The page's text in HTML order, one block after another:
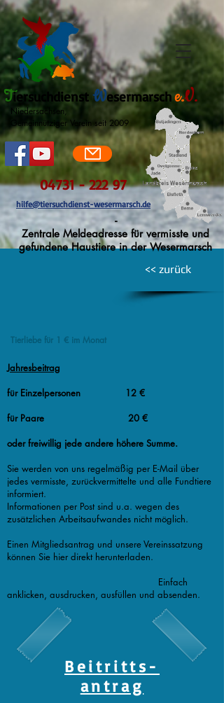
Niedersachsen,
Gemeinnütziger Verein seit 2009
04731 - 222 97
hilfe@tiersuchdienst-wesermarsch.de
-
Zentrale Meldeadresse für vermisste und
gefundene Haustiere in der Wesermarsch
Tiersuchdienst Wesermarsch e.V.
<< zurück
Tierliebe für 1 € im Monat
Jahresbeitrag
für Einzelpersonen 12 €
für Paare 20 €
oder freiwillig jede andere höhere Summe.
Sie werden von uns regelmäßig per E-Mail über
jedes vermisste, zurückvermittelte und alle Fundtiere
informiert.
Informationen per Post sind u.a. wegen des
zusätzlichen Arbeitsaufwandes nicht möglich.
Einen Mitgliedsantrag und unsere Vereinssatzung
können Sie hier direkt herunterladen.
Einfach
anklicken, ausdrucken, ausfüllen und absenden.
Beitritts-
antrag